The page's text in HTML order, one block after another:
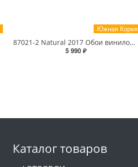
Южная Корея
87021-2 Natural 2017 Обои виниловые на бумажной основе 1.06*15.6
5 990 ₽
Каталог товаров